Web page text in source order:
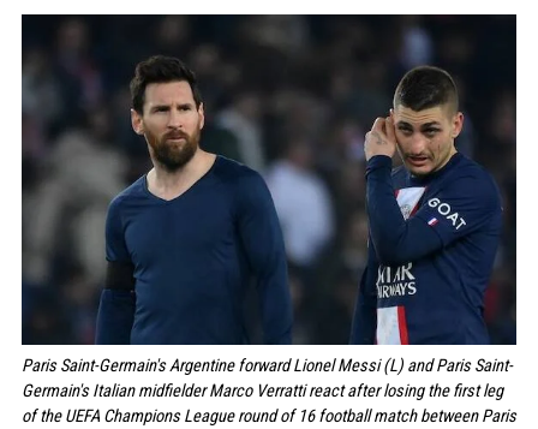
Paris Saint-Germain's Argentine forward Lionel Messi (L) and Paris Saint-
Germain's Italian midfielder Marco Verratti react after losing the first leg
of the UEFA Champions League round of 16 football match between Paris